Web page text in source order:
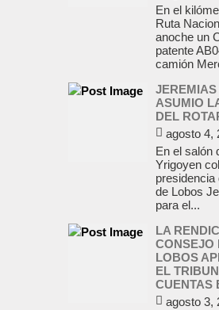
En el
Ruta
anoche un
patente
camión
JEREMIAS
ASUMIO
DEL
agosto 4,
En el salón
Yrigoyen
presidencia
de Lobos
para el...
LA
CONSEJO
LOBOS
EL
CUENTAS
agosto 3,